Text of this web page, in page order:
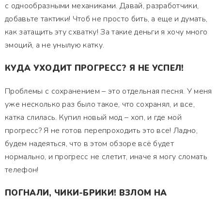
с однообразными механиками. Давай, разработчики,
добавьте тактики! Чтоб не просто бить, а еще и думать,
как затащить эту схватку! За такие деньги я хочу много
эмоций, а не унылую катку.
КУДА УХОДИТ ПРОГРЕСС? Я НЕ УСПЕЛ!
Проблемы с сохранением – это отдельная песня. У меня
уже несколько раз было такое, что сохранял, и все,
катка слилась. Купил новый мод – хоп, и где мой
прогресс? Я не готов перепроходить это все! Ладно,
будем надеяться, что в этом обзоре всё будет
нормально, и прогресс не слетит, иначе я могу сломать
телефон!
ПОГНАЛИ, ЧИКИ-БРИКИ! ВЗЛОМ НА